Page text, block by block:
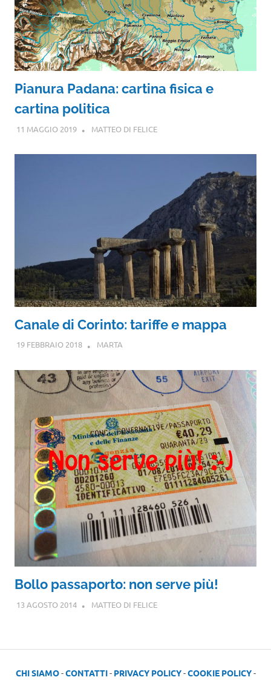
Pianura Padana: cartina fisica e
cartina politica
11 MAGGIO 2019 MATTEO DI FELICE
Canale di Corinto: tariffe e mappa
19 FEBBRAIO 2018 MARTA
Bollo passaporto: non serve più!
13 AGOSTO 2014 MATTEO DI FELICE
CHI SIAMO-CONTATTI- PRIVACY POLICY-COOKIE POLICY-